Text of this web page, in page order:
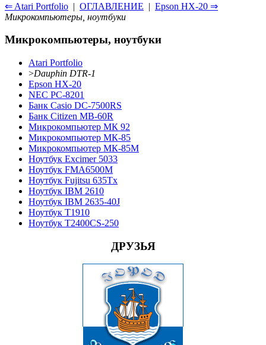
⇐ Atari Portfolio | ОГЛАВЛЕНИЕ | Epson HX-20 ⇒
Микрокомпьютеры, ноутбуки
Микрокомпьютеры, ноутбуки
Atari Portfolio
>Dauphin DTR-1
Epson HX-20
NEC PC-8201
Банк Casio DC-7500RS
Банк Citizen MB-60R
Микрокомпьютер МК 92
Микрокомпьютер МК-85
Микрокомпьютер МК-85М
Ноутбук Excimer 5033
Ноутбук FMA6500M
Ноутбук Fujitsu 635Tx
Ноутбук IBM 2610
Ноутбук IBM 2635-40J
Ноутбук T1910
Ноутбук T2400CS-250
ДРУЗЬЯ